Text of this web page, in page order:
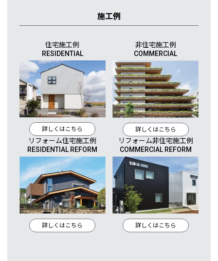
施工例
住宅施工例
RESIDENTIAL
詳しくはこちら
非住宅施工例
COMMERCIAL
詳しくはこちら
リフォーム住宅施工例
RESIDENTIAL REFORM
詳しくはこちら
リフォーム非住宅施工例
COMMERCIAL REFORM
詳しくはこちら